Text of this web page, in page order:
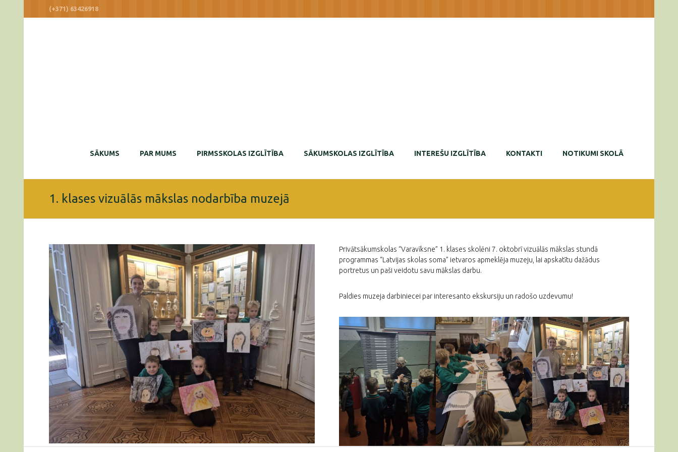
(+371) 63426918
SĀKUMS PAR MUMS PIRMSSKOLAS IZGLĪTĪBA SĀKUMSKOLAS IZGLĪTĪBA INTEREŠU IZGLĪTĪBA KONTAKTI NOTIKUMI SKOLĀ
1. klases vizuālās mākslas nodarbība muzejā
Privātsākumskolas “Varavīksne” 1. klases skolēni 7. oktobrī vizuālās mākslas stundā
programmas “Latvijas skolas soma” ietvaros apmeklēja muzeju, lai apskatītu dažādus
portretus un paši veidotu savu mākslas darbu.
Paldies muzeja darbiniecei par interesanto ekskursiju un radošo uzdevumu!